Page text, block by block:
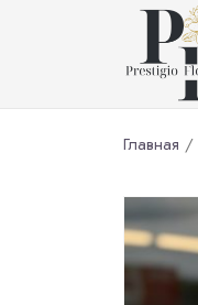
Главная /